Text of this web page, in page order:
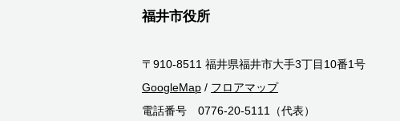
福井市役所
〒910-8511 福井県福井市大手3丁目10番1号
GoogleMap / フロアマップ
電話番号 0776-20-5111（代表）